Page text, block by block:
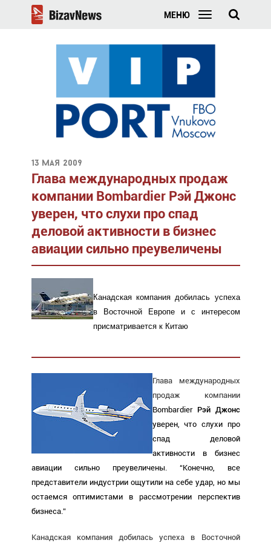
МЕНЮ
13 мая 2009
Глава международных продаж
компании Bombardier Рэй Джонс
уверен, что слухи про спад
деловой активности в бизнес
авиации сильно преувеличены
Канадская компания добилась успеха
в Восточной Европе и с интересом
присматривается к Китаю
Глава международных
продаж компании
Bombardier Рэй Джонс
уверен, что слухи про
спад деловой
активности в бизнес
авиации сильно преувеличены. “Конечно, все
представители индустрии ощутили на себе удар, но мы
остаемся оптимистами в рассмотрении перспектив
бизнеса.”
Канадская компания добилась успеха в Восточной